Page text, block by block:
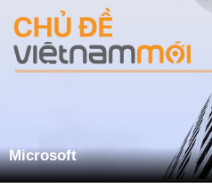
Microsoft